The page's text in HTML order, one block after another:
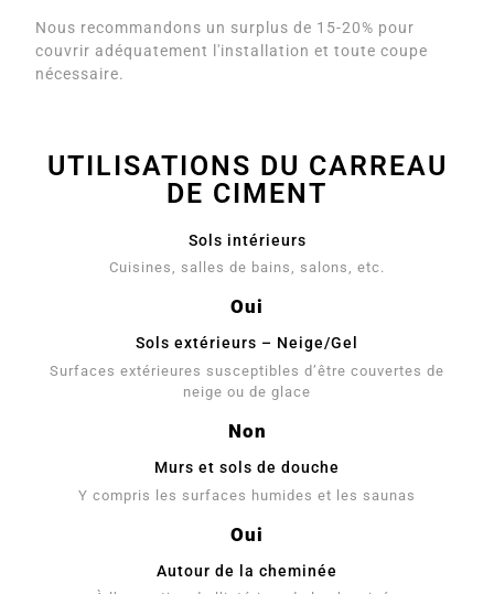
Nous recommandons un surplus de 15-20% pour
couvrir adéquatement l'installation et toute coupe
nécessaire.
UTILISATIONS DU CARREAU
DE CIMENT
Sols intérieurs
Cuisines, salles de bains, salons, etc.
Oui
Sols extérieurs – Neige/Gel
Surfaces extérieures susceptibles d’être couvertes de
neige ou de glace
Non
Murs et sols de douche
Y compris les surfaces humides et les saunas
Oui
Autour de la cheminée